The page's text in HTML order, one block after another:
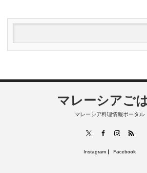
マレーシアご
マレーシア料理情報ポータル
Facebook
RSS
Instagram Facebook